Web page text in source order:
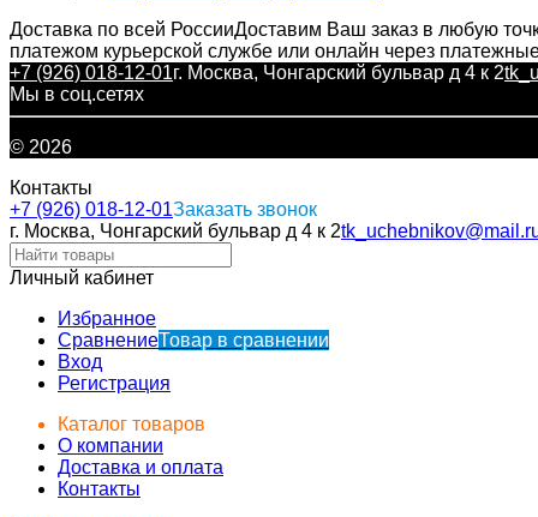
Доставка по всей РоссииДоставим Ваш заказ в любую
платежом курьерской службе или онлайн через
+7 (926) 018-12-01г. Москва, Чонгарский бульвар д 4 к 2
Мы в соц.сетях
© 2026
Контакты
+7 (926) 018-12-01Заказать звонок
г. Москва, Чонгарский бульвар д 4 к 2
Личный кабинет
Избранное
СравнениеТовар в сравнении
Вход
Регистрация
Каталог товаров
О компании
Доставка и оплата
Контакты